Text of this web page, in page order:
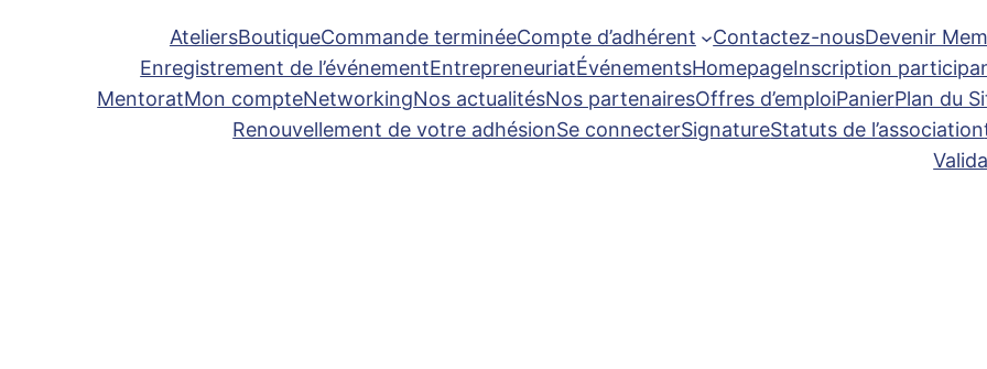
AteliersBoutiqueCommande terminéeCompte d’adhérent Contactez-nousDevenir
Enregistrement de l’événementEntrepreneuriatÉvénementsHomepageInscription
MentoratMon compteNetworkingNos actualitésNos partenairesOffres d’emploiPanierPlan du
Renouvellement de votre adhésionSe connecterSignatureStatuts de l’association